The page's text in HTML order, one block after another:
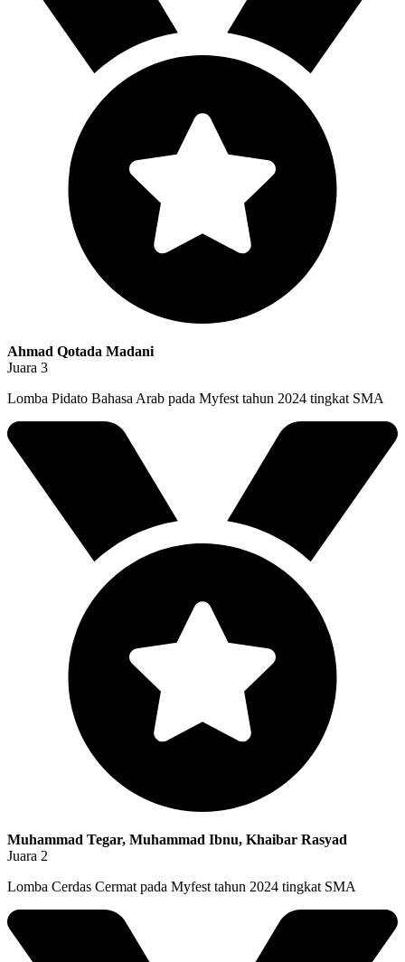
Ahmad Qotada Madani
Juara 3
Lomba Pidato Bahasa Arab pada Myfest tahun 2024 tingkat SMA
Muhammad Tegar, Muhammad Ibnu, Khaibar Rasyad
Juara 2
Lomba Cerdas Cermat pada Myfest tahun 2024 tingkat SMA